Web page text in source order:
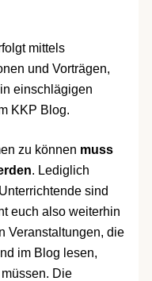
mittels
und Vorträgen,
einschlägigen
KKP Blog.
zu können muss
. Lediglich
sind
euch also weiterhin
Veranstaltungen, die
im Blog lesen,
Die